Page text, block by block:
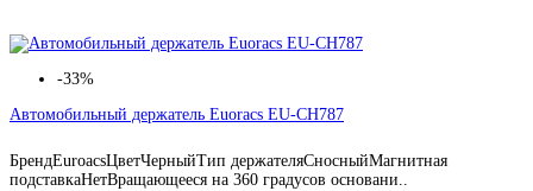
-33%
Автомобильный держатель Euoracs EU-CH787
БрендEuroacsЦветЧерныйТип держателяСносныйМагнитная
подставкаНетВращающееся на 360 градусов основани..